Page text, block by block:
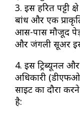
3. इस हरित पट्टी
बांध और एक
आस-पास मौजूद पेड़
और जंगली सूअर
4. इस ट्रिब्यूनल
अधिकारी
साइट का दौरा
है: